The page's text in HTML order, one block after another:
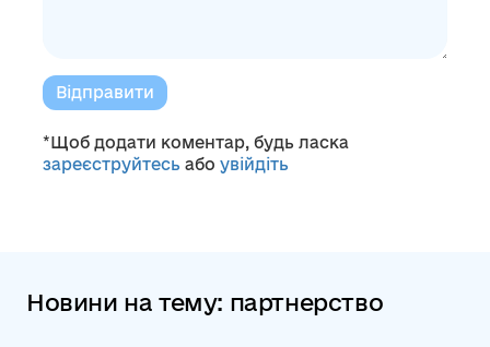
Відправити
*Щоб додати коментар, будь ласка
зареєструйтесь або увійдіть
Новини на тему: партнерство